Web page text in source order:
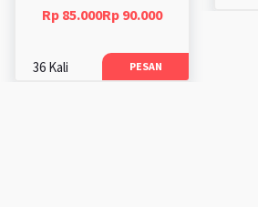
Rp 85.000Rp 90.000
36 Kali PESAN